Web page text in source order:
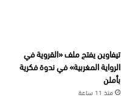
تيفاوين يفتح ملف «القروية في
الرواية المغربية» في ندوة فكرية
بأملن
منذ 11 ساعة